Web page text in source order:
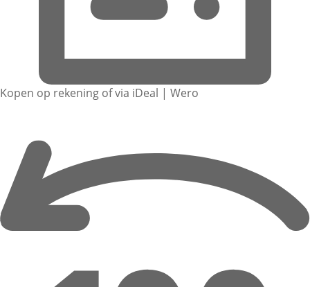
Kopen op rekening of via iDeal | Wero